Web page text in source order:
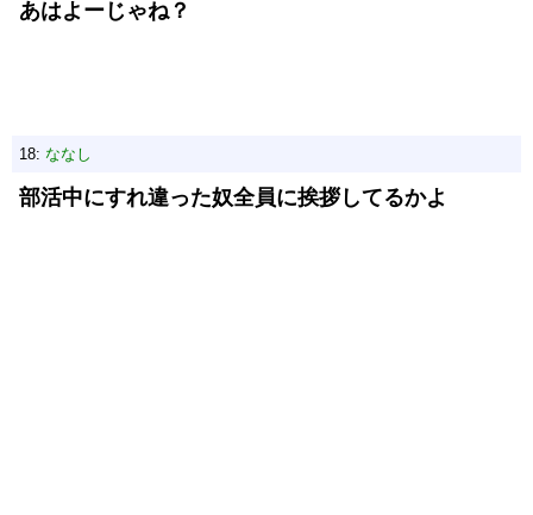
あはよーじゃね？
18: ななし
部活中にすれ違った奴全員に挨拶してるかよ